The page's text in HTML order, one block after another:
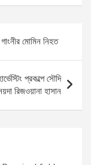
মোমিন নিহত
প্রকল্পে সৌদি
রিজওয়ানা হাসান